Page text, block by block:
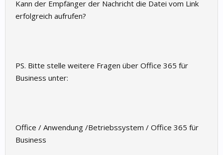
Kann der Empfänger der Nachricht die Datei vom Link
erfolgreich aufrufen?
PS. Bitte stelle weitere Fragen über Office 365 für
Business unter:
Office / Anwendung /Betriebssystem / Office 365 für
Business